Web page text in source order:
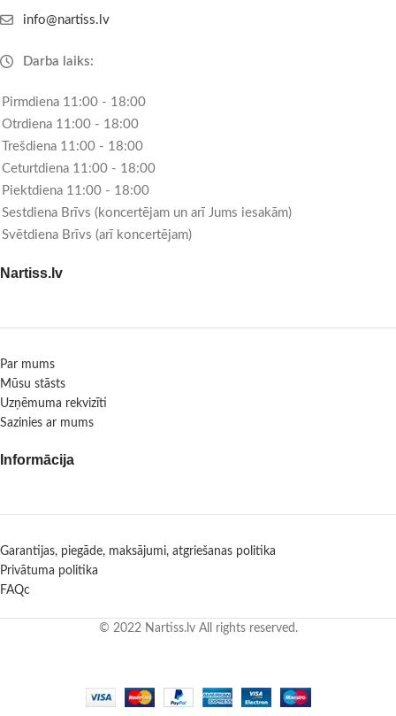
info@nartiss.lv
Darba laiks:
Pirmdiena 11:00 - 18:00
Otrdiena 11:00 - 18:00
Trešdiena 11:00 - 18:00
Ceturtdiena 11:00 - 18:00
Piektdiena 11:00 - 18:00
Sestdiena Brīvs (koncertējam un arī Jums iesakām)
Svētdiena Brīvs (arī koncertējam)
Nartiss.lv
Par mums
Mūsu stāsts
Uzņēmuma rekvizīti
Sazinies ar mums
Informācija
Garantijas, piegāde, maksājumi, atgriešanas politika
Privātuma politika
FAQc
© 2022 Nartiss.lv All rights reserved.